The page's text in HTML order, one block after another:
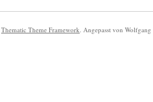
Thematic Theme Framework. Angepasst von